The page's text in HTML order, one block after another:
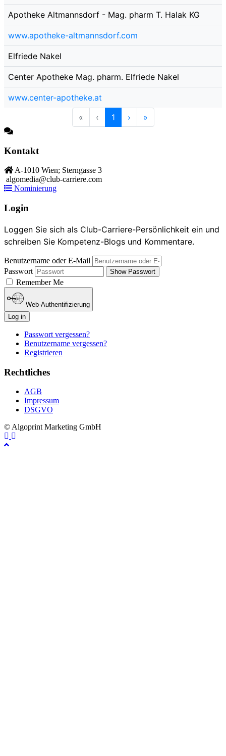
Apotheke Altmannsdorf - Mag. pharm T. Halak KG
www.apotheke-altmannsdorf.com
Elfriede Nakel
Center Apotheke Mag. pharm. Elfriede Nakel
www.center-apotheke.at
«
‹ 1 › »
Kontakt
A-1010 Wien; Sterngasse 3
algomedia@club-carriere.com
Nominierung
Login
Loggen Sie sich als Club-Carriere-Persönlichkeit ein und
schreiben Sie Kompetenz-Blogs und Kommentare.
Benutzername oder E-Mail
Passwort
Show Passwort
Remember Me
Web-Authentifizierung
Log in
Passwort vergessen?
Benutzername vergessen?
Registrieren
Rechtliches
AGB
Impressum
DSGVO
© Algoprint Marketing GmbH